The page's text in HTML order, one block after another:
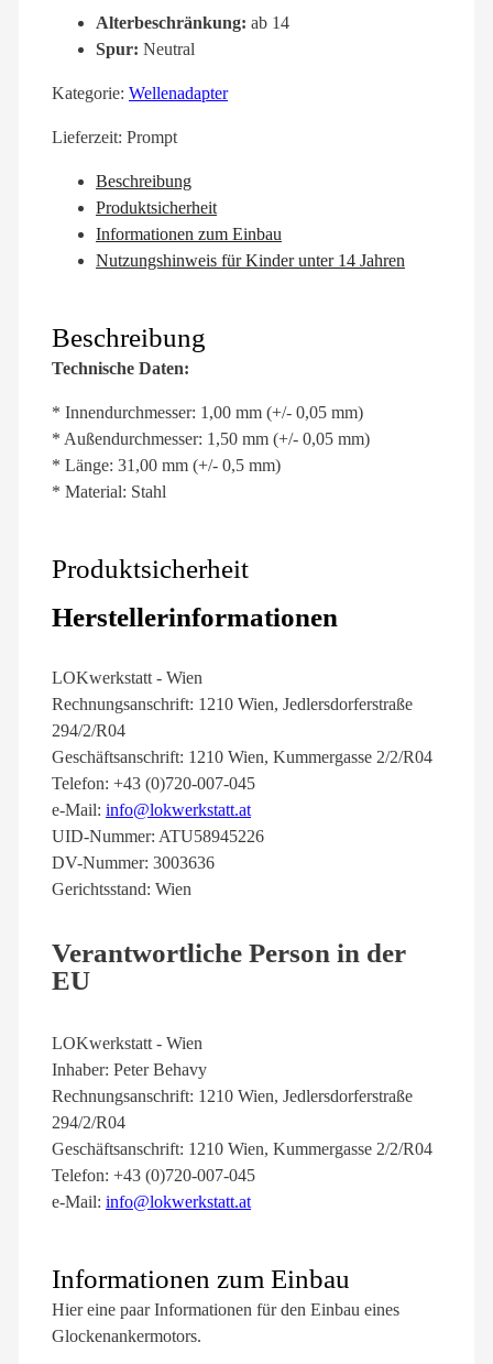
Alterbeschränkung: ab 14
Spur: Neutral
Kategorie: Wellenadapter
Lieferzeit: Prompt
Beschreibung
Produktsicherheit
Informationen zum Einbau
Nutzungshinweis für Kinder unter 14 Jahren
Beschreibung
Technische Daten:
* Innendurchmesser: 1,00 mm (+/- 0,05 mm)
* Außendurchmesser: 1,50 mm (+/- 0,05 mm)
* Länge: 31,00 mm (+/- 0,5 mm)
* Material: Stahl
Produktsicherheit
Herstellerinformationen
LOKwerkstatt - Wien
Rechnungsanschrift: 1210 Wien, Jedlersdorferstraße
294/2/R04
Geschäftsanschrift: 1210 Wien, Kummergasse 2/2/R04
Telefon: +43 (0)720-007-045
e-Mail: info@lokwerkstatt.at
UID-Nummer: ATU58945226
DV-Nummer: 3003636
Gerichtsstand: Wien
Verantwortliche Person in der
EU
LOKwerkstatt - Wien
Inhaber: Peter Behavy
Rechnungsanschrift: 1210 Wien, Jedlersdorferstraße
294/2/R04
Geschäftsanschrift: 1210 Wien, Kummergasse 2/2/R04
Telefon: +43 (0)720-007-045
e-Mail: info@lokwerkstatt.at
Informationen zum Einbau
Hier eine paar Informationen für den Einbau eines
Glockenankermotors.